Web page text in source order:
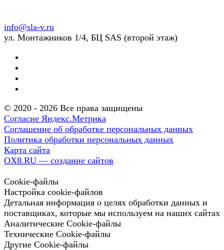
info@sla-v.ru
ул. Монтажников 1/4, БЦ SAS (второй этаж)
© 2020 - 2026 Все права защищены
Согласие Яндекс.Метрика
Соглашение об обработке персональных данных
Политика обработки персональных данных
Карта сайта
OX8.RU — создание сайтов
Cookie-файлы
Настройка cookie-файлов
Детальная информация о целях обработки данных и
поставщиках, которые мы используем на наших сайтах
Аналитические Cookie-файлы
Технические Cookie-файлы
Другие Cookie-файлы